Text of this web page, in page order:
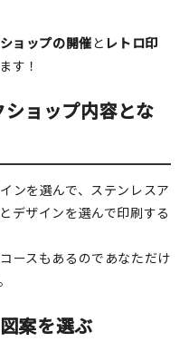
ョップの開催と レトロ印
す！
ョップ内容とな
ンを選んで、ステンレスア
デザインを選んで印刷する
ースもあるのであなただけ
案を選ぶ